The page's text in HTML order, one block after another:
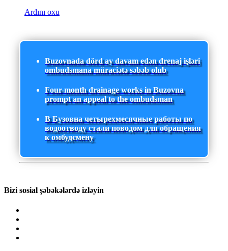
Ardını oxu
Buzovnada dörd ay davam edən drenaj işləri
ombudsmana müraciətə səbəb olub
Four-month drainage works in Buzovna
prompt an appeal to the ombudsman
В Бузовна четырехмесячные работы по
водоотводу стали поводом для обращения
к омбудсмену
Bizi sosial şəbəkələrdə izləyin